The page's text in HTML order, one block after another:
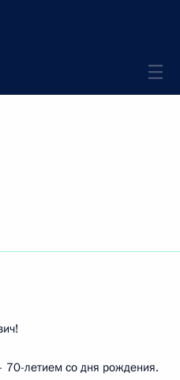
летием со дня рождения.